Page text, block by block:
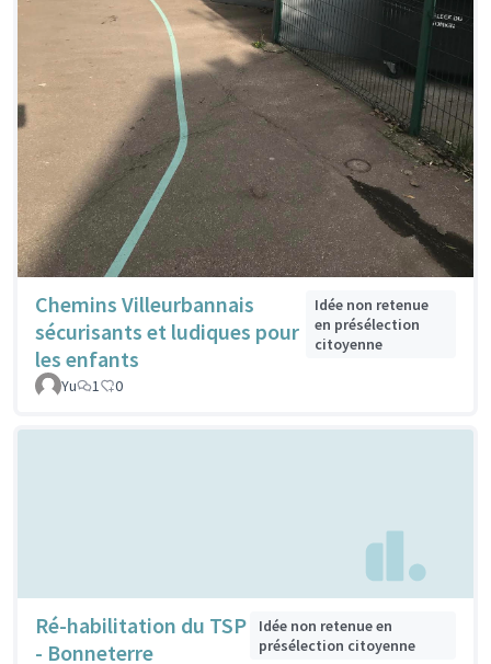
Chemins Villeurbannais
sécurisants et ludiques pour
les enfants
Idée non retenue
en présélection
citoyenne
Yu 1 0
Ré-habilitation du TSP
- Bonneterre
Idée non retenue en
présélection citoyenne